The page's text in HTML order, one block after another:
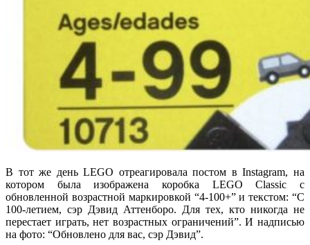
В тот же день LEGO отреагировала постом в Instagram, на
котором была изображена коробка LEGO Classic с
обновленной возрастной маркировкой “4-100+” и текстом: “С
100-летием, сэр Дэвид Аттенборо. Для тех, кто никогда не
перестает играть, нет возрастных ограничений”. И надписью
на фото: “Обновлено для вас, сэр Дэвид”.